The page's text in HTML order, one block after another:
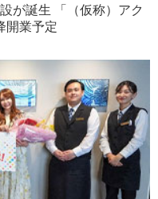
が誕生 「（仮称）アク
開業予定